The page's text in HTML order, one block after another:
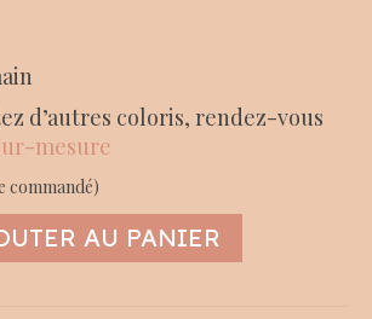
d’autres coloris, rendez-vous
mesure
commandé)
AU PANIER